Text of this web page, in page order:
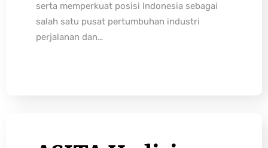
serta memperkuat posisi Indonesia sebagai
salah satu pusat pertumbuhan industri
perjalanan dan…